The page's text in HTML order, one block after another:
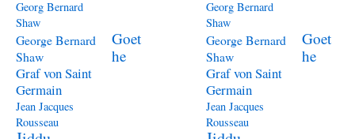
Georg Bernard
Shaw
George Bernard
Shaw
Goet
he
Graf von Saint
Germain
Jean Jacques
Rousseau
Georg Bernard
Shaw
George Bernard
Shaw
Goet
he
Graf von Saint
Germain
Jean Jacques
Rousseau